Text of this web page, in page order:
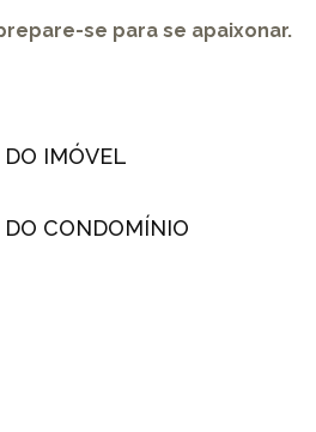
se para se apaixonar.
IMÓVEL
CONDOMÍNIO